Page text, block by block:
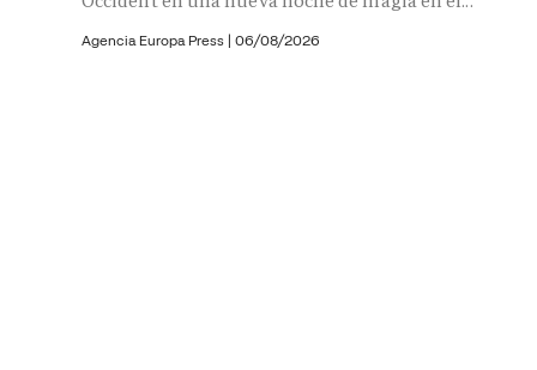
Agencia Europa Press | 06/08/2026